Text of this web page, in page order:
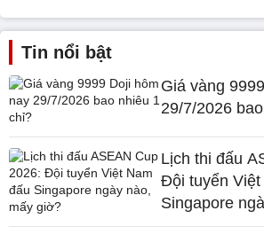
Tin nổi bật
Giá vàng
29/7/2026
Lịch thi đấu
Đội tuyển Việt
Singapore